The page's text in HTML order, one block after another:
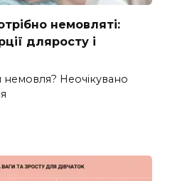
немовляті:
дляросту і
немовля? Неочікувано